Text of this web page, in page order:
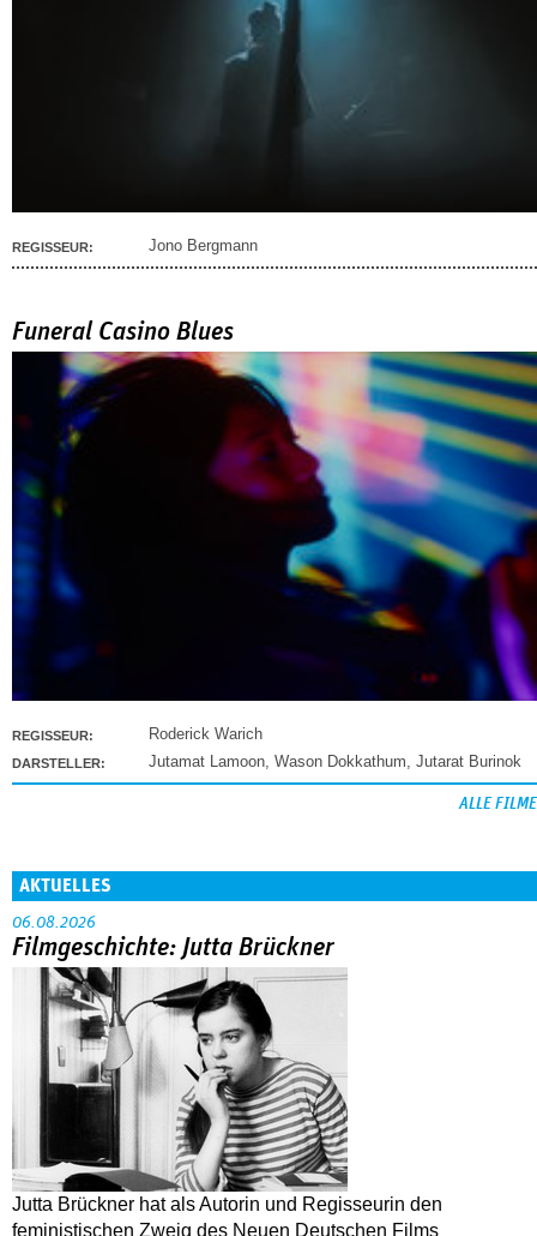
REGISSEUR: Jono Bergmann
Funeral Casino Blues
REGISSEUR: Roderick Warich
DARSTELLER: Jutamat Lamoon, Wason Dokkathum, Jutarat Burinok
ALLE FILME
AKTUELLES
06.08.2026
Filmgeschichte: Jutta Brückner
Jutta Brückner hat als Autorin und Regisseurin den
feministischen Zweig des Neuen Deutschen Films